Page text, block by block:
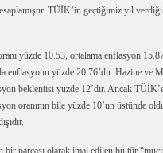
TÜİK’in geçtiğimiz yıl verdiği
yüzde 10.53, ortalama enflasyon
enflasyonu yüzde 20.76’dır. Hazine ve
beklentisi yüzde 12’dir. Ancak
oranının bile yüzde 10’un üstünde
bir parçası olarak imal edilen bu tür